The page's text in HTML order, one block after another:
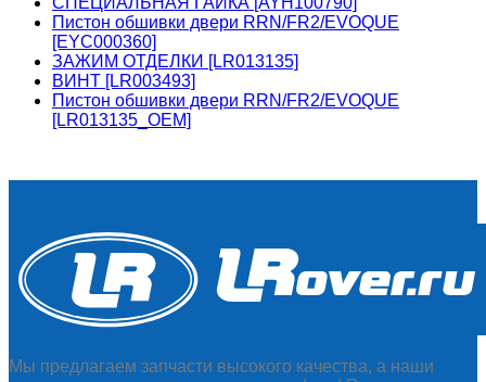
Пистон обшивки двери RRN/FR2/EVOQUE
[EYC000360]
ЗАЖИМ ОТДЕЛКИ [LR013135]
ВИНТ [LR003493]
Пистон обшивки двери RRN/FR2/EVOQUE
[LR013135_OEM]
Мы предлагаем запчасти высокого качества, а наши